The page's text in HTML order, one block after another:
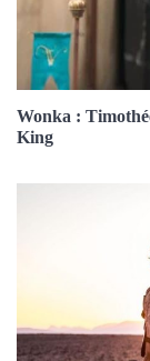
Wonka :
King